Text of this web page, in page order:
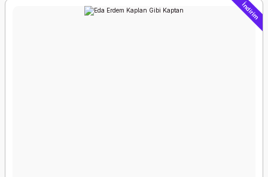
İndirim